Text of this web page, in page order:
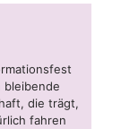
bleibende
die trägt,
fahren